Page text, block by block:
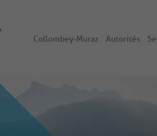
Collombey-Muraz Autorités